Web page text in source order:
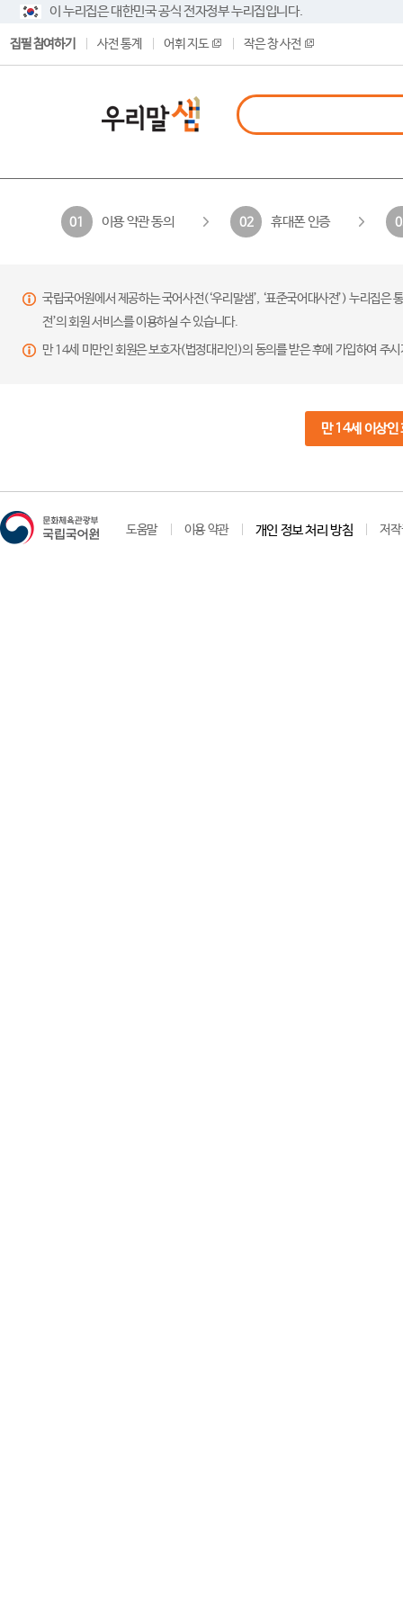
이 누리집은 대한민국 공식 전자정부 누리집입니다.
집필 참여하기 사전 통계 어휘 지도 작은 창 사전
01 이용 약관 동의 02 휴대폰 인증
국립국어원에서 제공하는 국어사전(‘우리말샘’, ‘표준국어대사전’) 누리집
전’의 회원 서비스를 이용하실 수 있습니다.
만 14세 미만인 회원은 보호자(법정대리인)의 동의를 받은 후에 가입하여 주
만 14세 이상인
도움말 이용 약관 개인 정보 처리 방침 저